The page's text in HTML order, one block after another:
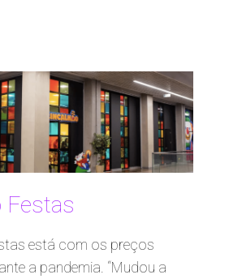
Festas
está com os preços
a pandemia. “Mudou a